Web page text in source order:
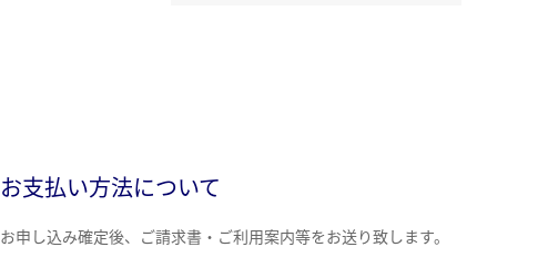
お支払い方法について
お申し込み確定後、ご請求書・ご利用案内等をお送り致します。